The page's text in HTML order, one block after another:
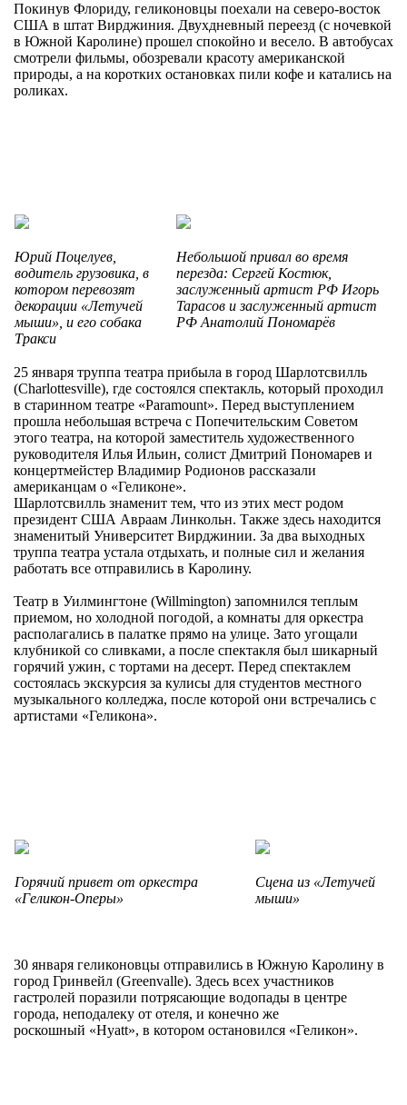
Покинув Флориду, геликоновцы поехали на северо-восток
США в штат Вирджиния. Двухдневный переезд (с ночевкой
в Южной Каролине) прошел спокойно и весело. В автобусах
смотрели фильмы, обозревали красоту американской
природы, а на коротких остановках пили кофе и катались на
роликах.
Юрий Поцелуев,
водитель грузовика, в
котором перевозят
декорации «Летучей
мыши», и его собака
Тракси
Небольшой привал во время
перезда: Сергей Костюк,
заслуженный артист РФ Игорь
Тарасов и заслуженный артист
РФ Анатолий Пономарёв
25 января труппа театра прибыла в город Шарлотсвилль
(Charlottesville), где состоялся спектакль, который проходил
в старинном театре «Paramount». Перед выступлением
прошла небольшая встреча с Попечительским Советом
этого театра, на которой заместитель художественного
руководителя Илья Ильин, солист Дмитрий Пономарев и
концертмейстер Владимир Родионов рассказали
американцам о «Геликоне».
Шарлотсвилль знаменит тем, что из этих мест родом
президент США Авраам Линкольн. Также здесь находится
знаменитый Университет Вирджинии. За два выходных
труппа театра устала отдыхать, и полные сил и желания
работать все отправились в Каролину.
Театр в Уилмингтоне (Willmington) запомнился теплым
приемом, но холодной погодой, а комнаты для оркестра
располагались в палатке прямо на улице. Зато угощали
клубникой со сливками, а после спектакля был шикарный
горячий ужин, с тортами на десерт. Перед спектаклем
состоялась экскурсия за кулисы для студентов местного
музыкального колледжа, после которой они встречались с
артистами «Геликона».
Горячий привет от оркестра
«Геликон-Оперы»
Сцена из «Летучей
мыши»
30 января геликоновцы отправились в Южную Каролину в
город Гринвейл (Greenvalle). Здесь всех участников
гастролей поразили потрясающие водопады в центре
города, неподалеку от отеля, и конечно же
роскошный «Hyatt», в котором остановился «Геликон».